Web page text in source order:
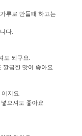
루로 만들때 하고는
다.
도 되구요.
끔한 맛이 좋아요.
이지요.
으셔도 좋아요